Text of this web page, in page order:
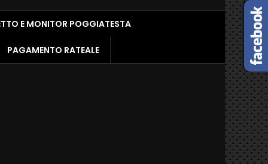
E MONITOR POGGIATESTA
PAGAMENTO RATEALE